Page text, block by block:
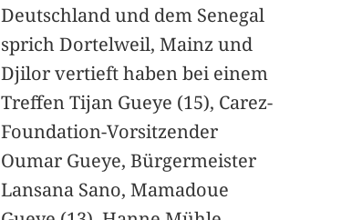
Deutschland und dem Senegal
sprich Dortelweil, Mainz und
Djilor vertieft haben bei einem
Treffen Tijan Gueye (15), Carez-
Foundation-Vorsitzender
Oumar Gueye, Bürgermeister
Lansana Sano, Mamadoue